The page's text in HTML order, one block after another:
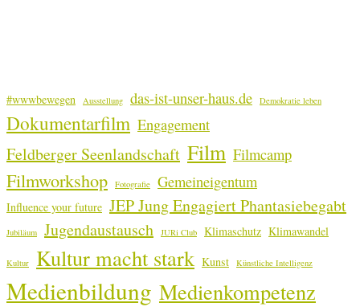
#wwwbewegen Ausstellung das-ist-unser-haus.de Demokratie leben
Dokumentarfilm Engagement
Feldberger Seenlandschaft Film Filmcamp
Filmworkshop Fotografie Gemeineigentum
Influence your future JEP Jung Engagiert Phantasiebegabt
Jubiläum Jugendaustausch JURi Club Klimaschutz Klimawandel
Kultur Kultur macht stark Kunst Künstliche Intelligenz
Medienbildung Medienkompetenz